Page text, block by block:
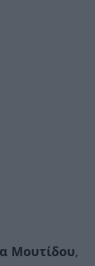
Μουτίδου,